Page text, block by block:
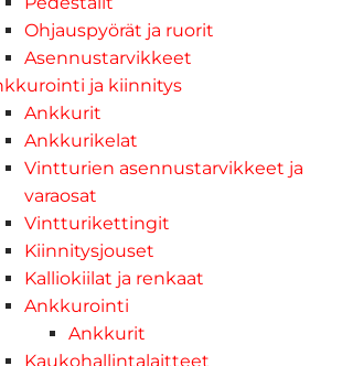
Ohjauspyörät ja ruorit
Asennustarvikkeet
ja kiinnitys
Ankkurit
Ankkurikelat
Vintturien asennustarvikkeet ja
varaosat
Vintturikettingit
Kiinnitysjouset
Kalliokiilat ja renkaat
Ankkurointi
Ankkurit
Kaukohallintalaitteet